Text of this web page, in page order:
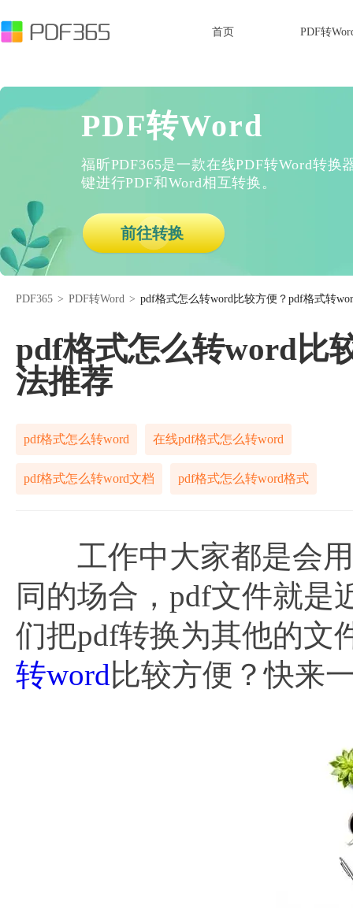
首页 PDF转
PDF转Word
福昕PDF365是一款在线PDF转Word转换
键进行PDF和Word相互转换。
前往转换
PDF365 > PDF转Word > pdf格式怎么转word比较方便？pdf格式转
pdf格式怎么转word比
法推荐
pdf格式怎么转word 在线pdf格式怎么转word
pdf格式怎么转word文档 pdf格式怎么转word格式
工作中大家都是会用
同的场合，pdf文件就是
们把pdf转换为其他的文
转word比较方便？快来